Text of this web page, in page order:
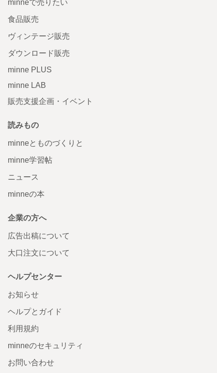
minneで売りたい
食品販売
ヴィンテージ販売
ダウンロード販売
minne PLUS
minne LAB
販売支援企画・イベント
読みもの
minneとものづくりと
minne学習帖
ニュース
minneの本
企業の方へ
広告出稿について
大口注文について
ヘルプセンター
お知らせ
ヘルプとガイド
利用規約
minneのセキュリティ
お問い合わせ